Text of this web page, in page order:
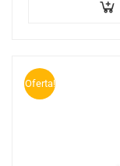
Oferta!